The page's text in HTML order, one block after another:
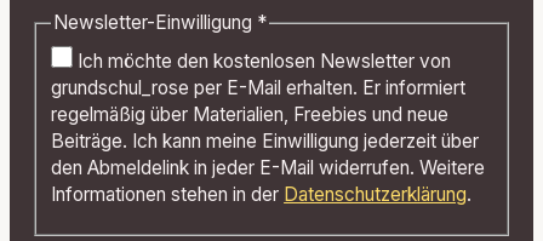
Newsletter-Einwilligung *
Ich möchte den kostenlosen Newsletter von
grundschul_rose per E-Mail erhalten. Er informiert
regelmäßig über Materialien, Freebies und neue
Beiträge. Ich kann meine Einwilligung jederzeit über
den Abmeldelink in jeder E-Mail widerrufen. Weitere
Informationen stehen in der Datenschutzerklärung.